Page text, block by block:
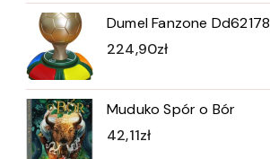
Dumel Fanzone Dd62178
224,90zł
Muduko Spór o Bór
42,11zł